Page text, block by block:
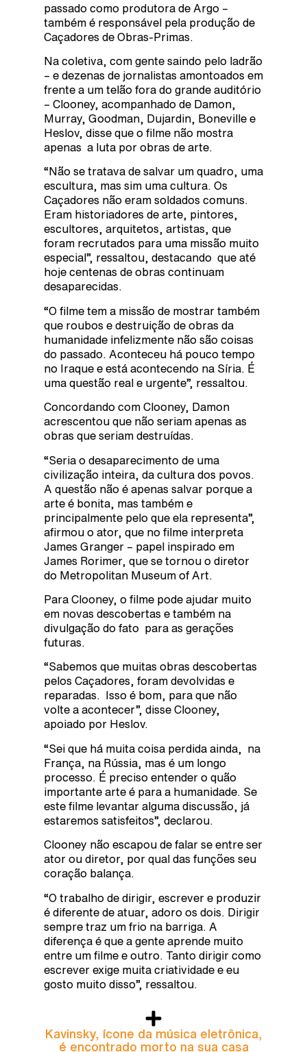
passado como produtora de Argo –
também é responsável pela produção de
Caçadores de Obras-Primas.
Na coletiva, com gente saindo pelo ladrão
– e dezenas de jornalistas amontoados em
frente a um telão fora do grande auditório
– Clooney, acompanhado de Damon,
Murray, Goodman, Dujardin, Boneville e
Heslov, disse que o filme não mostra
apenas a luta por obras de arte.
“Não se tratava de salvar um quadro, uma
escultura, mas sim uma cultura. Os
Caçadores não eram soldados comuns.
Eram historiadores de arte, pintores,
escultores, arquitetos, artistas, que
foram recrutados para uma missão muito
especial”, ressaltou, destacando que até
hoje centenas de obras continuam
desaparecidas.
“O filme tem a missão de mostrar também
que roubos e destruição de obras da
humanidade infelizmente não são coisas
do passado. Aconteceu há pouco tempo
no Iraque e está acontecendo na Síria. É
uma questão real e urgente”, ressaltou.
Concordando com Clooney, Damon
acrescentou que não seriam apenas as
obras que seriam destruídas.
“Seria o desaparecimento de uma
civilização inteira, da cultura dos povos.
A questão não é apenas salvar porque a
arte é bonita, mas também e
principalmente pelo que ela representa”,
afirmou o ator, que no filme interpreta
James Granger – papel inspirado em
James Rorimer, que se tornou o diretor
do Metropolitan Museum of Art.
Para Clooney, o filme pode ajudar muito
em novas descobertas e também na
divulgação do fato para as gerações
futuras.
“Sabemos que muitas obras descobertas
pelos Caçadores, foram devolvidas e
reparadas. Isso é bom, para que não
volte a acontecer”, disse Clooney,
apoiado por Heslov.
“Sei que há muita coisa perdida ainda, na
França, na Rússia, mas é um longo
processo. É preciso entender o quão
importante arte é para a humanidade. Se
este filme levantar alguma discussão, já
estaremos satisfeitos”, declarou.
Clooney não escapou de falar se entre ser
ator ou diretor, por qual das funções seu
coração balança.
“O trabalho de dirigir, escrever e produzir
é diferente de atuar, adoro os dois. Dirigir
sempre traz um frio na barriga. A
diferença é que a gente aprende muito
entre um filme e outro. Tanto dirigir como
escrever exige muita criatividade e eu
gosto muito disso”, ressaltou.
Kavinsky, ícone da música eletrônica,
é encontrado morto na sua casa